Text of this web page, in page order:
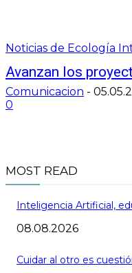
Noticias de Ecología
Avanzan los
Comunicacion -
0
MOST READ
Inteligencia Artificial,
08.08.2026
Cuidar al otro es